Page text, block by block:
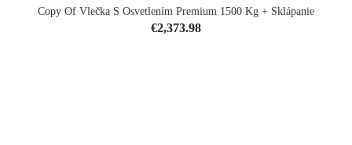
Copy Of Vlečka S Osvetlením Premium 1500 Kg + Sklápanie
Price
€2,373.98